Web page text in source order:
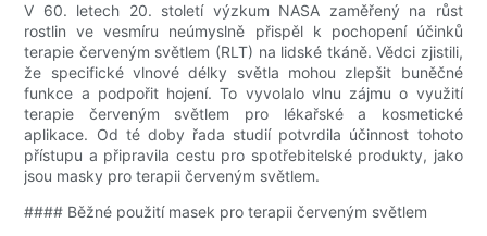
V 60. letech 20. století výzkum NASA zaměřený na růst
rostlin ve vesmíru neúmyslně přispěl k pochopení účinků
terapie červeným světlem (RLT) na lidské tkáně. Vědci zjistili,
že specifické vlnové délky světla mohou zlepšit buněčné
funkce a podpořit hojení. To vyvolalo vlnu zájmu o využití
terapie červeným světlem pro lékařské a kosmetické
aplikace. Od té doby řada studií potvrdila účinnost tohoto
přístupu a připravila cestu pro spotřebitelské produkty, jako
jsou masky pro terapii červeným světlem.
#### Běžné použití masek pro terapii červeným světlem